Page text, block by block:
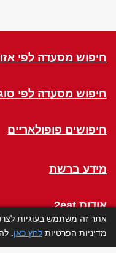
חיפוש מסעדה לפי
חיפוש מסעדה לפי
חיפושים פופולאריים
מידע ברשת
אודות 2eat
אתר זה משתמש בעוגיות
מדיניות הפרטיות לחץ כאן .